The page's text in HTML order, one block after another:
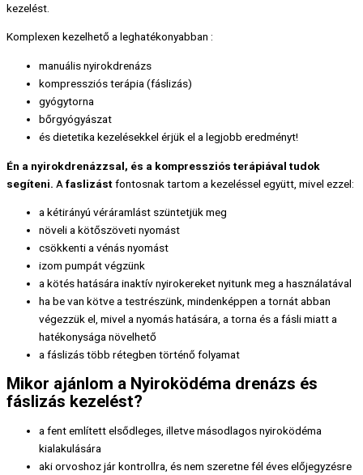
kezelést.
Komplexen kezelhető a leghatékonyabban :
manuális nyirokdrenázs
kompressziós terápia (fáslizás)
gyógytorna
bőrgyógyászat
és dietetika kezelésekkel érjük el a legjobb eredményt!
Én a nyirokdrenázzsal, és a kompressziós terápiával tudok
segíteni. A faslizástfontosnak tartom a kezeléssel együtt, mivel ezzel:
a kétirányú véráramlást szüntetjük meg
növeli a kötőszöveti nyomást
csökkenti a vénás nyomást
izom pumpát végzünk
a kötés hatására inaktív nyirokereket nyitunk meg a használatával
ha be van kötve a testrészünk, mindenképpen a tornát abban
végezzük el, mivel a nyomás hatására, a torna és a fásli miatt a
hatékonysága növelhető
a fáslizás több rétegben történő folyamat
Mikor ajánlom a Nyiroködéma drenázs és
fáslizás kezelést?
a fent említett elsődleges, illetve másodlagos nyiroködéma
kialakulására
aki orvoshoz jár kontrollra, és nem szeretne fél éves előjegyzésre